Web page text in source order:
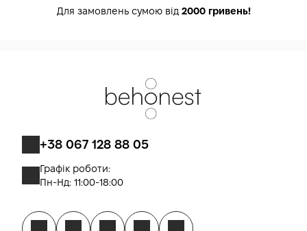
Для замовлень сумою від 2000 гривень!
+38 067 128 88 05
Графік роботи:
Пн-Нд: 11:00-18:00